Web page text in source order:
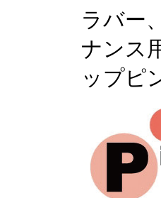
ラバー
ナンス
ップピ